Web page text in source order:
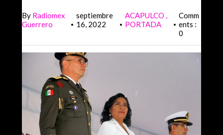
By Radiomex
Guerrero
•
septiembre
16, 2022
•
ACAPULCO
PORTADA
•
Comm
ents :
0